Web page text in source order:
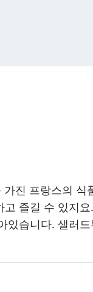
가진 프랑스의
고 즐길 수 있지
있습니다. 샐러